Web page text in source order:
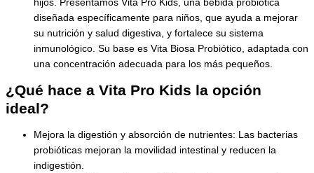
hijos. Presentamos Vita Pro Kids, una bebida probiótica
diseñada específicamente para niños, que ayuda a mejorar
su nutrición y salud digestiva, y fortalece su sistema
inmunológico. Su base es Vita Biosa Probiótico, adaptada con
una concentración adecuada para los más pequeños.
¿Qué hace a Vita Pro Kids la opción
ideal?
Mejora la digestión y absorción de nutrientes: Las bacterias
probióticas mejoran la movilidad intestinal y reducen la
indigestión.